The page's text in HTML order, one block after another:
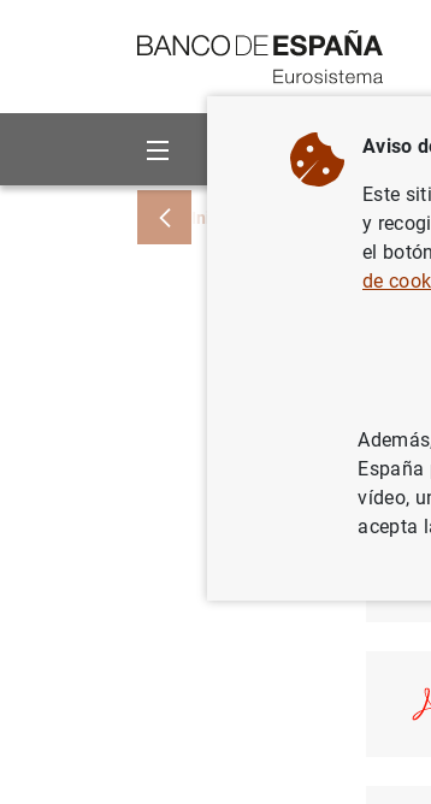
Sobre el Banco
Inicio Noticias y eventos
18/
Aviso
Este
y
el
de
vídeo,
acepta